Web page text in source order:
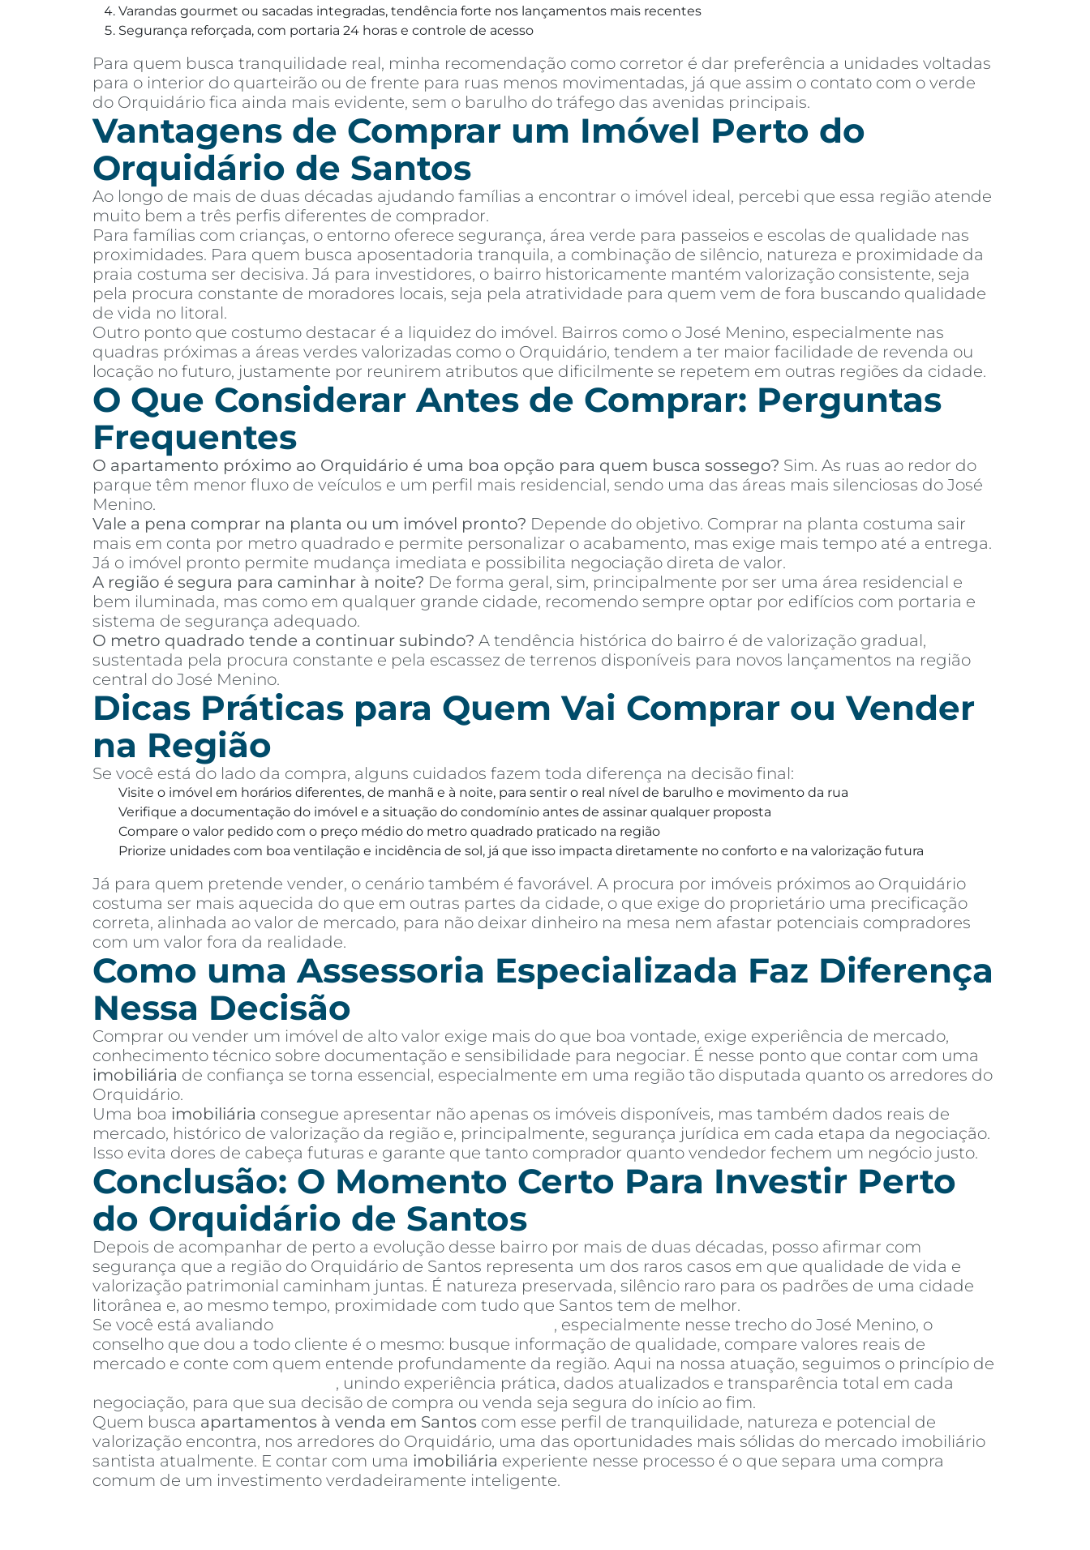
Varandas gourmet ou sacadas integradas, tendência forte nos lançamentos mais recentes
Segurança reforçada, com portaria 24 horas e controle de acesso
Para quem busca tranquilidade real, minha recomendação como corretor é dar preferência a unidades voltadas
para o interior do quarteirão ou de frente para ruas menos movimentadas, já que assim o contato com o verde
do Orquidário fica ainda mais evidente, sem o barulho do tráfego das avenidas principais.
Vantagens de Comprar um Imóvel Perto do
Orquidário de Santos
Ao longo de mais de duas décadas ajudando famílias a encontrar o imóvel ideal, percebi que essa região atende
muito bem a três perfis diferentes de comprador.
Para famílias com crianças, o entorno oferece segurança, área verde para passeios e escolas de qualidade nas
proximidades. Para quem busca aposentadoria tranquila, a combinação de silêncio, natureza e proximidade da
praia costuma ser decisiva. Já para investidores, o bairro historicamente mantém valorização consistente, seja
pela procura constante de moradores locais, seja pela atratividade para quem vem de fora buscando qualidade
de vida no litoral.
Outro ponto que costumo destacar é a liquidez do imóvel. Bairros como o José Menino, especialmente nas
quadras próximas a áreas verdes valorizadas como o Orquidário, tendem a ter maior facilidade de revenda ou
locação no futuro, justamente por reunirem atributos que dificilmente se repetem em outras regiões da cidade.
O Que Considerar Antes de Comprar: Perguntas
Frequentes
O apartamento próximo ao Orquidário é uma boa opção para quem busca sossego? Sim. As ruas ao redor do
parque têm menor fluxo de veículos e um perfil mais residencial, sendo uma das áreas mais silenciosas do José
Menino.
Vale a pena comprar na planta ou um imóvel pronto? Depende do objetivo. Comprar na planta costuma sair
mais em conta por metro quadrado e permite personalizar o acabamento, mas exige mais tempo até a entrega.
Já o imóvel pronto permite mudança imediata e possibilita negociação direta de valor.
A região é segura para caminhar à noite? De forma geral, sim, principalmente por ser uma área residencial e
bem iluminada, mas como em qualquer grande cidade, recomendo sempre optar por edifícios com portaria e
sistema de segurança adequado.
O metro quadrado tende a continuar subindo? A tendência histórica do bairro é de valorização gradual,
sustentada pela procura constante e pela escassez de terrenos disponíveis para novos lançamentos na região
central do José Menino.
Dicas Práticas para Quem Vai Comprar ou Vender
na Região
Se você está do lado da compra, alguns cuidados fazem toda diferença na decisão final:
Visite o imóvel em horários diferentes, de manhã e à noite, para sentir o real nível de barulho e movimento da rua
Verifique a documentação do imóvel e a situação do condomínio antes de assinar qualquer proposta
Compare o valor pedido com o preço médio do metro quadrado praticado na região
Priorize unidades com boa ventilação e incidência de sol, já que isso impacta diretamente no conforto e na valorização futura
Já para quem pretende vender, o cenário também é favorável. A procura por imóveis próximos ao Orquidário
costuma ser mais aquecida do que em outras partes da cidade, o que exige do proprietário uma precificação
correta, alinhada ao valor de mercado, para não deixar dinheiro na mesa nem afastar potenciais compradores
com um valor fora da realidade.
Como uma Assessoria Especializada Faz Diferença
Nessa Decisão
Comprar ou vender um imóvel de alto valor exige mais do que boa vontade, exige experiência de mercado,
conhecimento técnico sobre documentação e sensibilidade para negociar. É nesse ponto que contar com uma
imobiliária de confiança se torna essencial, especialmente em uma região tão disputada quanto os arredores do
Orquidário.
Uma boa imobiliária consegue apresentar não apenas os imóveis disponíveis, mas também dados reais de
mercado, histórico de valorização da região e, principalmente, segurança jurídica em cada etapa da negociação.
Isso evita dores de cabeça futuras e garante que tanto comprador quanto vendedor fechem um negócio justo.
Conclusão: O Momento Certo Para Investir Perto
do Orquidário de Santos
Depois de acompanhar de perto a evolução desse bairro por mais de duas décadas, posso afirmar com
segurança que a região do Orquidário de Santos representa um dos raros casos em que qualidade de vida e
valorização patrimonial caminham juntas. É natureza preservada, silêncio raro para os padrões de uma cidade
litorânea e, ao mesmo tempo, proximidade com tudo que Santos tem de melhor.
Se você está avaliando
, especialmente nesse trecho do José Menino, o
conselho que dou a todo cliente é o mesmo: busque informação de qualidade, compare valores reais de
mercado e conte com quem entende profundamente da região. Aqui na nossa atuação, seguimos o princípio de
, unindo experiência prática, dados atualizados e transparência total em cada
negociação, para que sua decisão de compra ou venda seja segura do início ao fim.
Quem busca apartamentos à venda em Santos com esse perfil de tranquilidade, natureza e potencial de
valorização encontra, nos arredores do Orquidário, uma das oportunidades mais sólidas do mercado imobiliário
santista atualmente. E contar com uma imobiliária experiente nesse processo é o que separa uma compra
comum de um investimento verdadeiramente inteligente.